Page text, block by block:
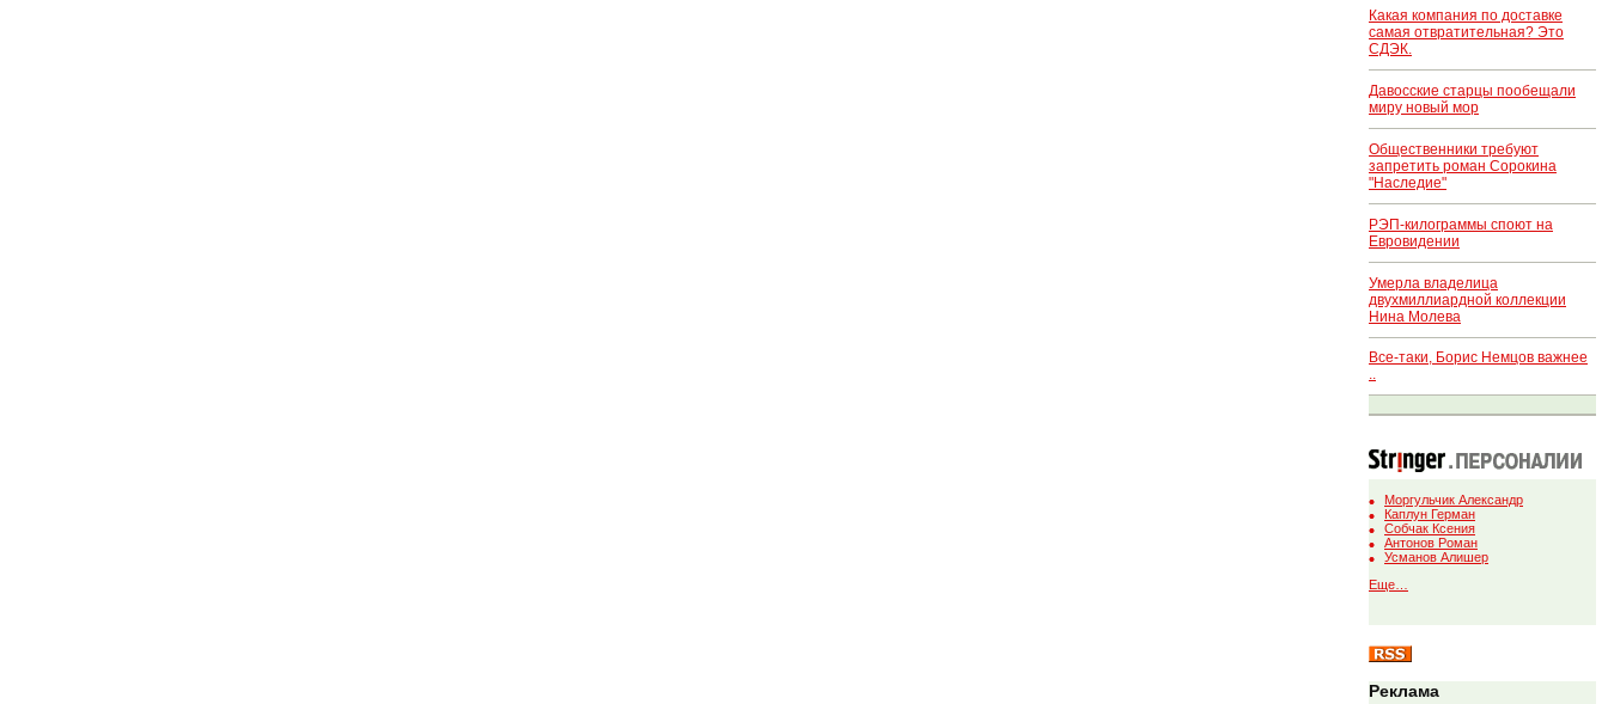
Какая компания по доставке
самая отвратительная? Это
СДЭК.
Давосские старцы пообещали
миру новый мор
Общественники требуют
запретить роман Сорокина
"Наследие"
РЭП-килограммы споют на
Евровидении
Умерла владелица
двухмиллиардной коллекции
Нина Молева
Все-таки, Борис Немцов важнее
..
Моргульчик Александр
Каплун Герман
Собчак Ксения
Антонов Роман
Усманов Алишер
Еще…
Реклама